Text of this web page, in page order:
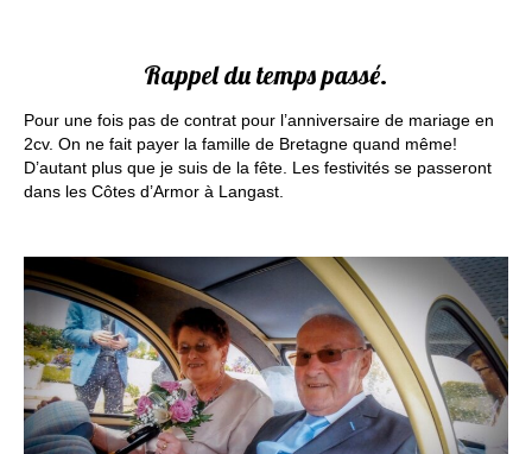
Rappel du temps passé.
Pour une fois pas de contrat pour l’anniversaire de mariage en
2cv. On ne fait payer la famille de Bretagne quand même!
D’autant plus que je suis de la fête. Les festivités se passeront
dans les Côtes d’Armor à Langast.